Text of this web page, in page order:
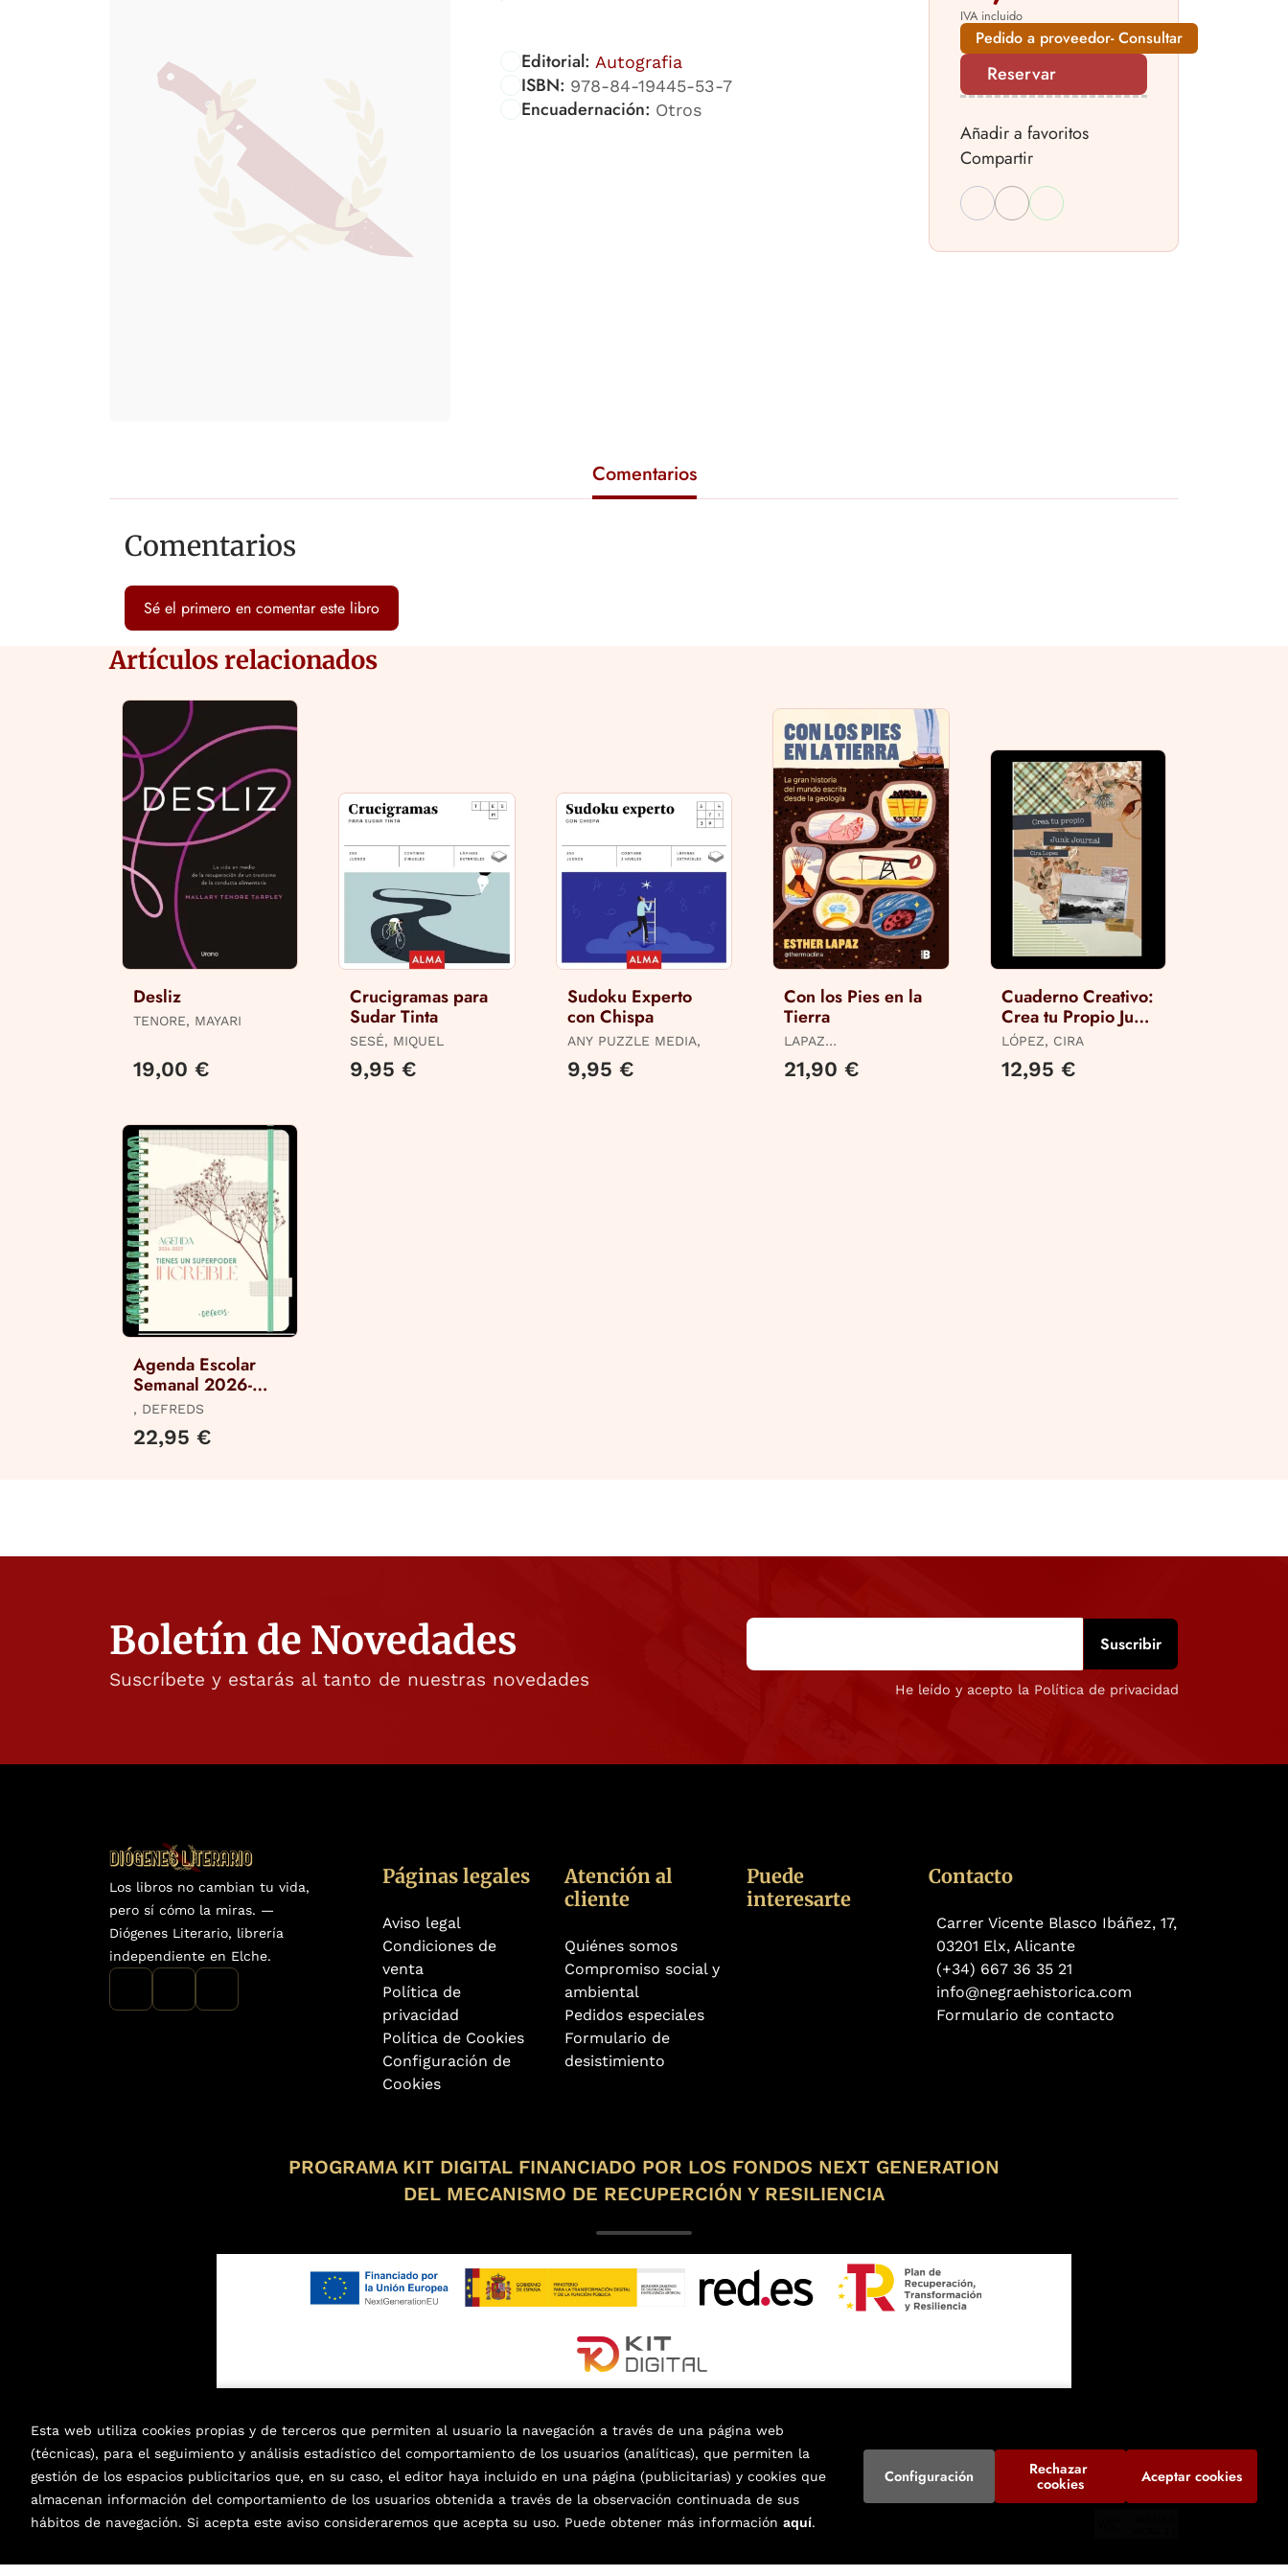
Editorial: Autografia
ISBN: 978-84-19445-53-7
Encuadernación: Otros
IVA incluido
Pedido a proveedor- Consultar
Reservar
Añadir a favoritos
Compartir
Comentarios
Comentarios
Sé el primero en comentar este libro
Artículos relacionados
Desliz
TENORE, MAYARI
19,00 €
Crucigramas para
Sudar Tinta
SESÉ, MIQUEL
9,95 €
Sudoku Experto
con Chispa
ANY PUZZLE MEDIA,
9,95 €
Con los Pies en la
Tierra
LAPAZ
ESTHER
21,90 €
Cuaderno Creativo:
Crea tu Propio Junk
Journal
LÓPEZ, CIRA
12,95 €
Agenda Escolar
Semanal 2026-
2027 Defreds
, DEFREDS
22,95 €
Boletín de Novedades
Suscríbete y estarás al tanto de nuestras novedades He leído y acepto la Política de privacidad
Los libros no cambian tu vida,
pero sí cómo la miras. —
Diógenes Literario, librería
independiente en Elche.
Páginas legales
Aviso legal
Condiciones de
venta
Política de
privacidad
Política de Cookies
Configuración de
Cookies
Atención al
cliente
Quiénes somos
Compromiso social y
ambiental
Pedidos especiales
Formulario de
desistimiento
Puede
interesarte
Contacto
Carrer Vicente Blasco Ibáñez, 17,
03201 Elx, Alicante
(+34) 667 36 35 21
info@negraehistorica.com
Formulario de contacto
PROGRAMA KIT DIGITAL FINANCIADO POR LOS FONDOS NEXT GENERATION
DEL MECANISMO DE RECUPERCIÓN Y RESILIENCIA
2026 ©Librería de Libros Nuevos y Usados en Elche. Todos los Derechos Reservados |Trevenque Group
Esta web utiliza cookies propias y de terceros que permiten al usuario la navegación a través de una página web
(técnicas), para el seguimiento y análisis estadístico del comportamiento de los usuarios (analíticas), que permiten la
gestión de los espacios publicitarios que, en su caso, el editor haya incluido en una página (publicitarias) y cookies que
almacenan información del comportamiento de los usuarios obtenida a través de la observación continuada de sus
hábitos de navegación. Si acepta este aviso consideraremos que acepta su uso. Puede obtener más información aquí.
Configuración
Rechazar
cookies
Aceptar cookies